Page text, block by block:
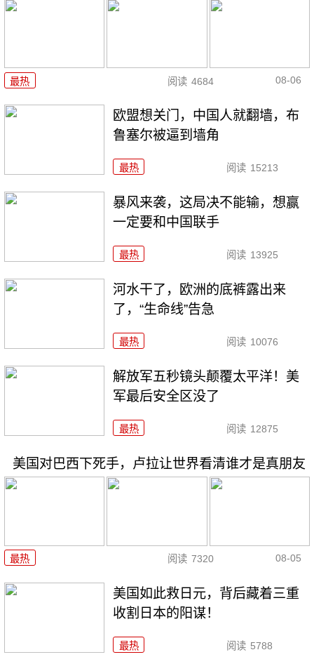
最热 阅读 4684 08-06
欧盟想关门，中国人就翻墙，布
鲁塞尔被逼到墙角
最热 阅读 15213
暴风来袭，这局决不能输，想赢
一定要和中国联手
最热 阅读 13925
河水干了，欧洲的底裤露出来
了，“生命线”告急
最热 阅读 10076
解放军五秒镜头颠覆太平洋！美
军最后安全区没了
最热 阅读 12875
美国对巴西下死手，卢拉让世界看清谁才是真朋友
最热 阅读 7320 08-05
美国如此救日元，背后藏着三重
收割日本的阳谋！
最热 阅读 5788